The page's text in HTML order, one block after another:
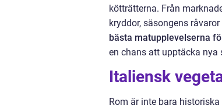
kötträtterna. Från
kryddor, säsongens
bästa matupplevelserna
en chans att upptäcka nya
Italiensk
Rom är inte bara